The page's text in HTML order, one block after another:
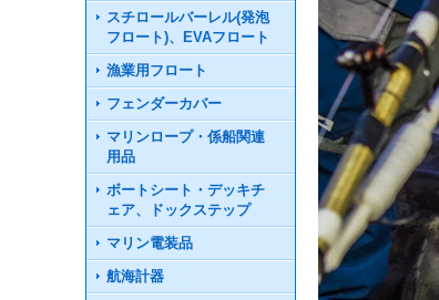
スチロールバーレル(発泡
フロート)、EVAフロート
漁業用フロート
フェンダーカバー
マリンロープ・係船関連
用品
ボートシート・デッキチ
ェア、ドックステップ
マリン電装品
航海計器